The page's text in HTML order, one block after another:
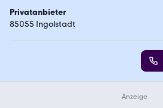
Privatanbieter
85055 Ingolstadt